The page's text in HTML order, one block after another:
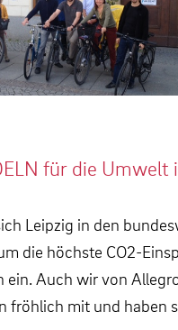
für die Umwelt
Leipzig in den
die höchste CO2-
ein. Auch wir von
fröhlich mit und haben